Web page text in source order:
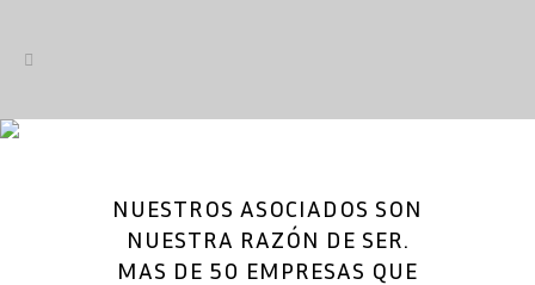
NUESTROS ASOCIADOS SON
NUESTRA RAZÓN DE SER.
MAS DE 50 EMPRESAS QUE